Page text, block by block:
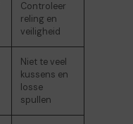
Controleer
reling en
veiligheid
Niet te veel
kussens en
losse
spullen